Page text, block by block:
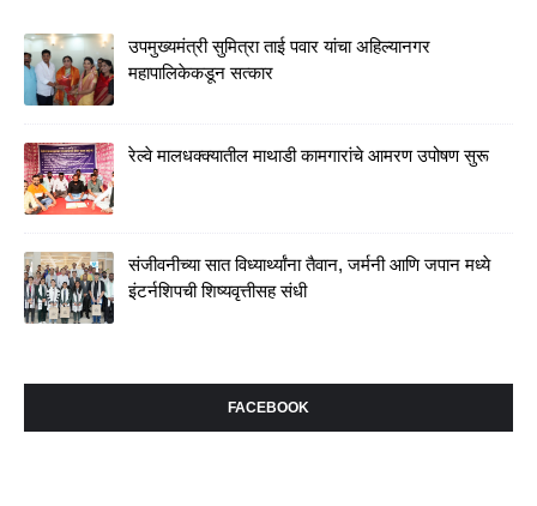
उपमुख्यमंत्री सुमित्रा ताई पवार यांचा अहिल्यानगर
महापालिकेकडून सत्कार
रेल्वे मालधक्क्यातील माथाडी कामगारांचे आमरण उपोषण सुरू
संजीवनीच्या सात विध्यार्थ्यांना तैवान, जर्मनी आणि जपान मध्ये
इंटर्नशिपची शिष्यवृत्तीसह संधी
FACEBOOK